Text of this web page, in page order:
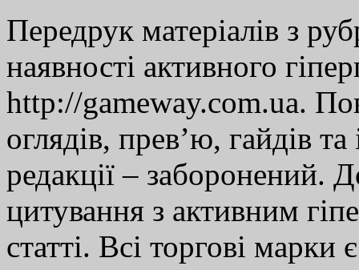
Передрук матеріалів з
наявності активного
http://gameway.com.ua.
оглядів, прев’ю, гайдів
редакції – заборонений.
цитування з активним
статті. Всі торгові марки